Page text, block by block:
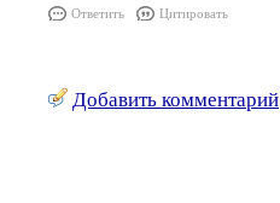
Ответить Цитировать
Добавить комментарий